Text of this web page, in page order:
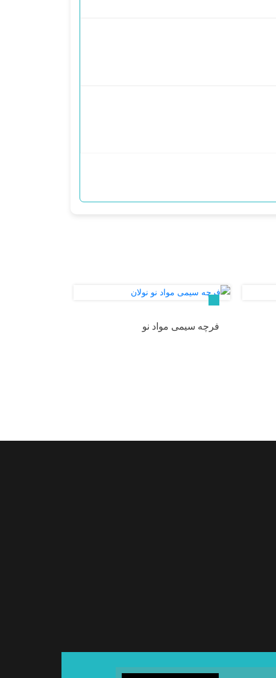
فرچه سيمى مواد نو